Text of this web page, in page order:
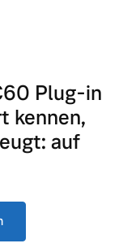
Plug-in
kennen,
auf